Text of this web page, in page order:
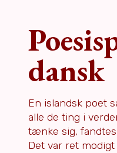
dansk
En islandsk poet
alle de ting i
tænke sig,
Det var ret